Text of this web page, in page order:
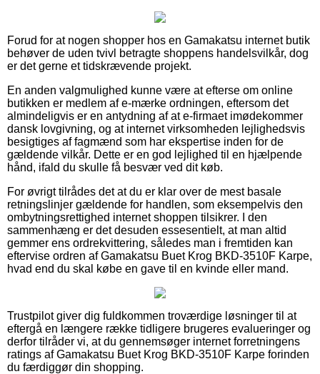
Forud for at nogen shopper hos en Gamakatsu internet butik
behøver de uden tvivl betragte shoppens handelsvilkår, dog
er det gerne et tidskrævende projekt.
En anden valgmulighed kunne være at efterse om online
butikken er medlem af e-mærke ordningen, eftersom det
almindeligvis er en antydning af at e-firmaet imødekommer
dansk lovgivning, og at internet virksomheden lejlighedsvis
besigtiges af fagmænd som har ekspertise inden for de
gældende vilkår. Dette er en god lejlighed til en hjælpende
hånd, ifald du skulle få besvær ved dit køb.
For øvrigt tilrådes det at du er klar over de mest basale
retningslinjer gældende for handlen, som eksempelvis den
ombytningsrettighed internet shoppen tilsikrer. I den
sammenhæng er det desuden essesentielt, at man altid
gemmer ens ordrekvittering, således man i fremtiden kan
eftervise ordren af Gamakatsu Buet Krog BKD-3510F Karpe,
hvad end du skal købe en gave til en kvinde eller mand.
Trustpilot giver dig fuldkommen troværdige løsninger til at
eftergå en længere række tidligere brugeres evalueringer og
derfor tilråder vi, at du gennemsøger internet forretningens
ratings af Gamakatsu Buet Krog BKD-3510F Karpe forinden
du færdiggør din shopping.